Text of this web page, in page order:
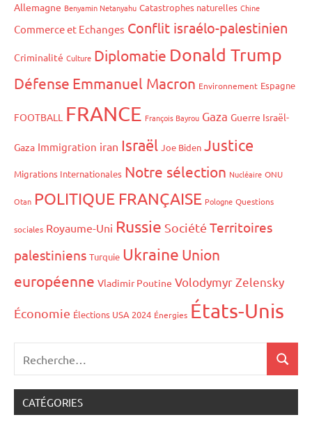
Allemagne Benyamin Netanyahu Catastrophes naturelles Chine
Commerce et Echanges Conflit israélo-palestinien
Criminalité Culture Diplomatie Donald Trump
Défense Emmanuel Macron Environnement Espagne
FOOTBALL FRANCE François Bayrou Gaza Guerre Israël-
Gaza Immigration iran Israël Joe Biden Justice
Migrations Internationales Notre sélection Nucléaire ONU
Otan POLITIQUE FRANÇAISE Pologne Questions
sociales Royaume-Uni Russie Société Territoires
palestiniens Turquie Ukraine Union
européenne Vladimir Poutine Volodymyr Zelensky
Économie Élections USA 2024 Énergies États-Unis
CATÉGORIES